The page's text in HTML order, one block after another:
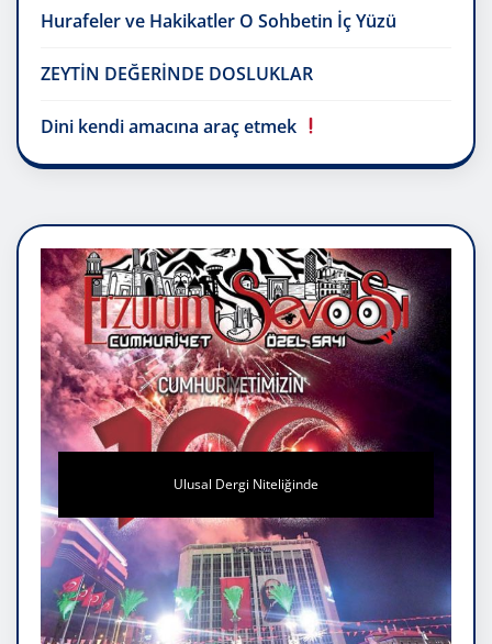
Hurafeler ve Hakikatler O Sohbetin İç Yüzü
ZEYTİN DEĞERİNDE DOSLUKLAR
Dini kendi amacına araç etmek
Ulusal Dergi Niteliğinde